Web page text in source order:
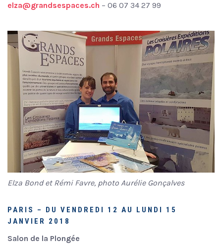
elza@grandsespaces.ch – 06 07 34 27 99
Elza Bond et Rémi Favre, photo Aurélie Gonçalves
PARIS – DU VENDREDI 12 AU LUNDI 15
JANVIER 2018
Salon de la Plongée